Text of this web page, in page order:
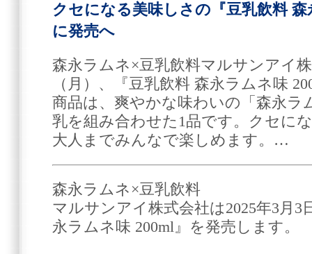
クセになる美味しさの『豆乳飲料
に発売へ
森永ラムネ×豆乳飲料マルサンアイ
（月）、『豆乳飲料 森永ラムネ味
商品は、爽やかな味わいの「森永ラ
乳を組み合わせた1品です。クセに
大人までみんなで楽しめます。…
森永ラムネ×豆乳飲料
マルサンアイ株式会社は2025年3月3
永ラムネ味 200ml』を発売します。